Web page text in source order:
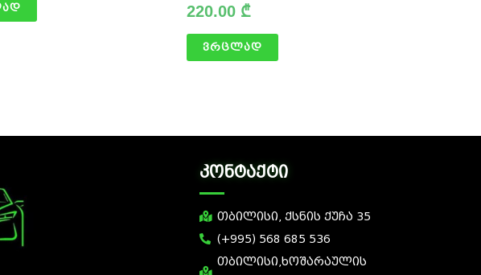
220.00 ₾
ვრცლად
კონტაქტი
თბილისი, ქსნის ქუჩა 35
(+995) 568 685 536
თბილისი,ხოშარაულის